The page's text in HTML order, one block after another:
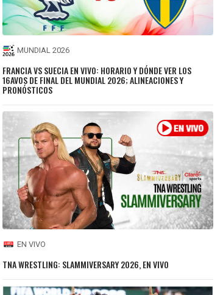
MUNDIAL 2026
FRANCIA VS SUECIA EN VIVO: HORARIO Y DÓNDE VER LOS
16AVOS DE FINAL DEL MUNDIAL 2026; ALINEACIONES Y
PRONÓSTICOS
EN VIVO
TNA WRESTLING: SLAMMIVERSARY 2026, EN VIVO